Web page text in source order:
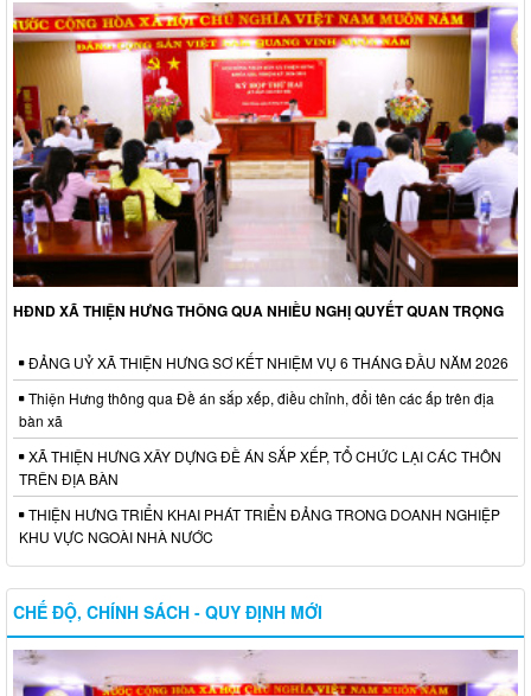
HĐND XÃ THIỆN HƯNG THÔNG QUA NHIỀU NGHỊ QUYẾT QUAN TRỌNG
ĐẢNG UỶ XÃ THIỆN HƯNG SƠ KẾT NHIỆM VỤ 6 THÁNG ĐẦU NĂM 2026
Thiện Hưng thông qua Đề án sắp xếp, điều chỉnh, đổi tên các ấp trên địa
bàn xã
XÃ THIỆN HƯNG XÂY DỰNG ĐỀ ÁN SẮP XẾP, TỔ CHỨC LẠI CÁC THÔN
TRÊN ĐỊA BÀN
THIỆN HƯNG TRIỂN KHAI PHÁT TRIỂN ĐẢNG TRONG DOANH NGHIỆP
KHU VỰC NGOÀI NHÀ NƯỚC
CHẾ ĐỘ, CHÍNH SÁCH - QUY ĐỊNH MỚI